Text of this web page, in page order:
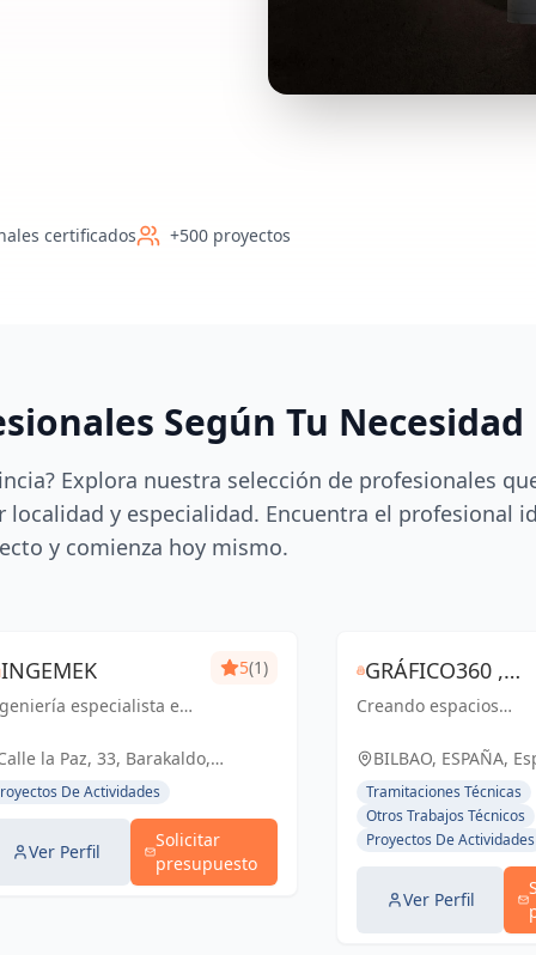
certificados +500 proyectos
Según Tu Necesidad
Explora nuestra selección de profesionales
y especialidad. Encuentra el profesional
y comienza hoy mismo.
INGEMEK
especialista en
una solución
5(1)
la Paz, 33, Barakaldo,
España
De Actividades
Ver Perfil
Solicitar
presupuesto
GRÁFICO360 ,
ESTUDIO
INTEGRAL , SLU
Creando espacios
funcionales con
arquitectónica y
soluciones integrales
BILBAO, ESPAÑA,
Tramitaciones Técnicas
Otros Trabajos Técnicos
Proyectos De Actividades
Ver Perfil